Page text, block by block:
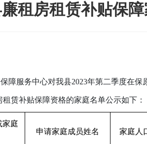
租房租赁补贴保
障服务中心对我县2023年第二季度在保
赁补贴保障资格的家庭名单公示如下：
家庭
申请家庭成员姓名 家庭人